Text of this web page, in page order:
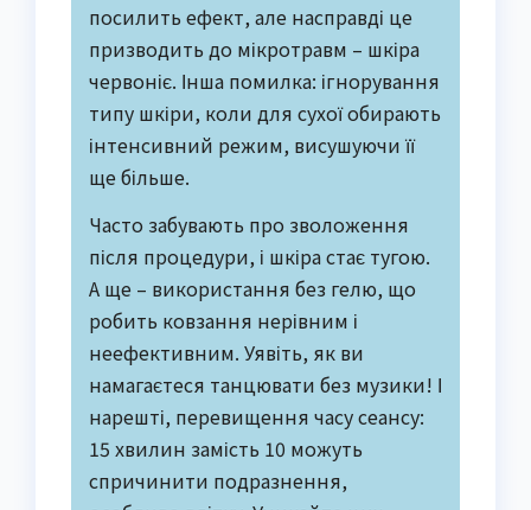
посилить ефект, але насправді це
призводить до мікротравм – шкіра
червоніє. Інша помилка: ігнорування
типу шкіри, коли для сухої обирають
інтенсивний режим, висушуючи її
ще більше.
Часто забувають про зволоження
після процедури, і шкіра стає тугою.
А ще – використання без гелю, що
робить ковзання нерівним і
неефективним. Уявіть, як ви
намагаєтеся танцювати без музики! І
нарешті, перевищення часу сеансу:
15 хвилин замість 10 можуть
спричинити подразнення,